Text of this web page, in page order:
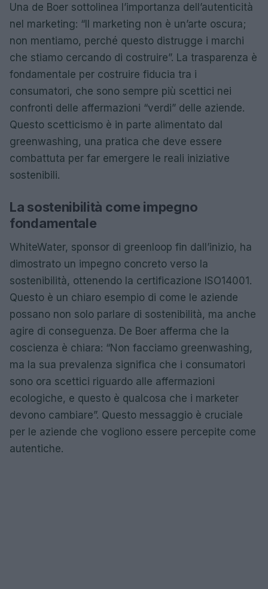
Una de Boer sottolinea l’importanza dell’autenticità
nel marketing: “Il marketing non è un’arte oscura;
non mentiamo, perché questo distrugge i marchi
che stiamo cercando di costruire”. La trasparenza è
fondamentale per costruire fiducia tra i
consumatori, che sono sempre più scettici nei
confronti delle affermazioni “verdi” delle aziende.
Questo scetticismo è in parte alimentato dal
greenwashing, una pratica che deve essere
combattuta per far emergere le reali iniziative
sostenibili.
La sostenibilità come impegno
fondamentale
WhiteWater, sponsor di greenloop fin dall’inizio, ha
dimostrato un impegno concreto verso la
sostenibilità, ottenendo la certificazione ISO14001.
Questo è un chiaro esempio di come le aziende
possano non solo parlare di sostenibilità, ma anche
agire di conseguenza. De Boer afferma che la
coscienza è chiara: “Non facciamo greenwashing,
ma la sua prevalenza significa che i consumatori
sono ora scettici riguardo alle affermazioni
ecologiche, e questo è qualcosa che i marketer
devono cambiare”. Questo messaggio è cruciale
per le aziende che vogliono essere percepite come
autentiche.